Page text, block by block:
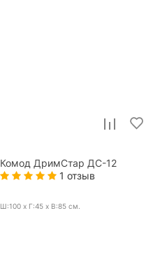
Комод ДримСтар ДС-12
1 отзыв
Ш:100 x Г:45 x В:85 см.